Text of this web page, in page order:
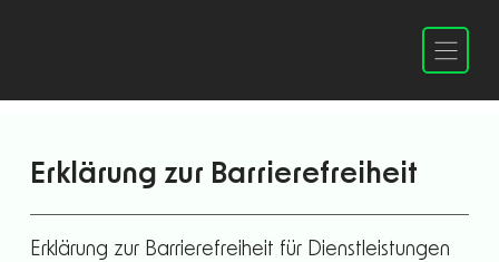
Erklärung zur Barrierefreiheit
Erklärung zur Barrierefreiheit für Dienstleistungen